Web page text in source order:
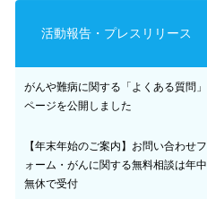
活動報告・プレスリリース
がんや難病に関する「よくある質問」
ページを公開しました
【年末年始のご案内】お問い合わせフ
ォーム・がんに関する無料相談は年中
無休で受付